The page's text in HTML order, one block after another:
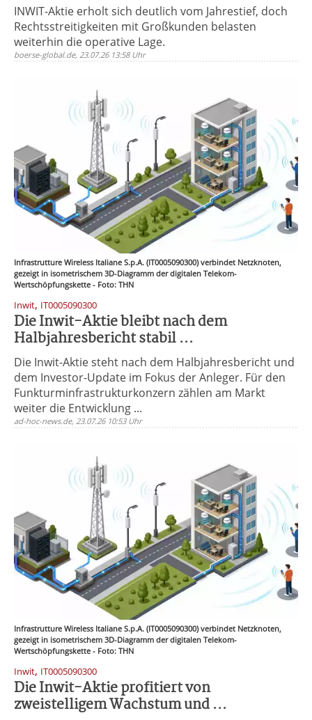
INWIT-Aktie erholt sich deutlich vom Jahrestief, doch
Rechtsstreitigkeiten mit Großkunden belasten
weiterhin die operative Lage.
boerse-global.de, 23.07.26 13:58 Uhr
Infrastrutture Wireless Italiane S.p.A. (IT0005090300) verbindet Netzknoten,
gezeigt in isometrischem 3D-Diagramm der digitalen Telekom-
Wertschöpfungskette - Foto: THN
Inwit, IT0005090300
Die Inwit-Aktie bleibt nach dem
Halbjahresbericht stabil ...
Die Inwit-Aktie steht nach dem Halbjahresbericht und
dem Investor-Update im Fokus der Anleger. Für den
Funkturminfrastrukturkonzern zählen am Markt
weiter die Entwicklung ...
ad-hoc-news.de, 23.07.26 10:53 Uhr
Infrastrutture Wireless Italiane S.p.A. (IT0005090300) verbindet Netzknoten,
gezeigt in isometrischem 3D-Diagramm der digitalen Telekom-
Wertschöpfungskette - Foto: THN
Inwit, IT0005090300
Die Inwit-Aktie profitiert von
zweistelligem Wachstum und ...